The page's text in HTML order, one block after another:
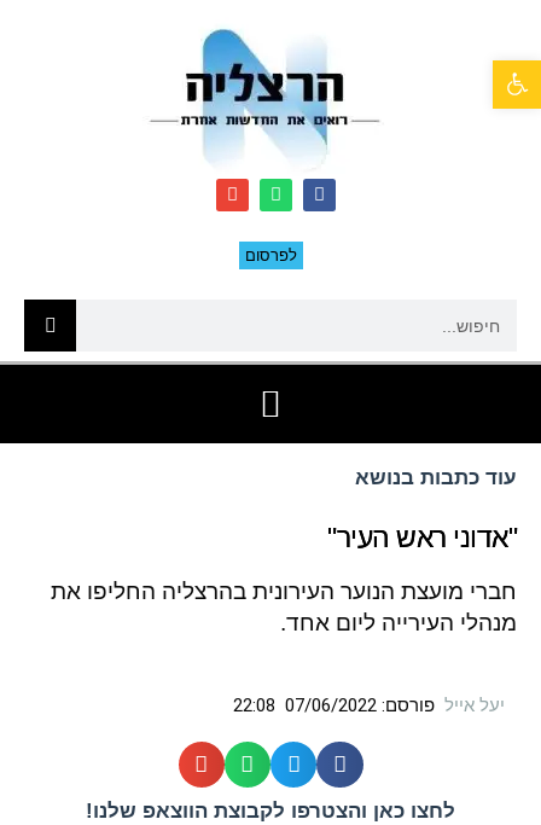
לפרסום
עוד כתבות בנושא
"אדוני ראש העיר"
חברי מועצת הנוער העירונית בהרצליה החליפו את
מנהלי העירייה ליום אחד.
יעל אייל פורסם: 07/06/2022
22:08
לחצו כאן והצטרפו לקבוצת הווצאפ שלנו!
פתח סרגל נגישות